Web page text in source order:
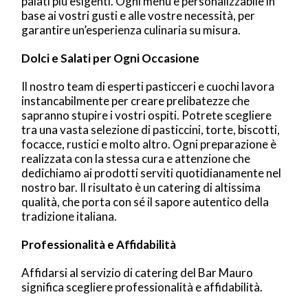
base ai vostri gusti e alle vostre necessità, per
garantire un’esperienza culinaria su misura.
Dolci e Salati per Ogni Occasione
Il nostro team di esperti pasticceri e cuochi lavora
instancabilmente per creare prelibatezze che
sapranno stupire i vostri ospiti. Potrete scegliere
tra una vasta selezione di pasticcini, torte, biscotti,
focacce, rustici e molto altro. Ogni preparazione è
realizzata con la stessa cura e attenzione che
dedichiamo ai prodotti serviti quotidianamente nel
nostro bar. Il risultato è un catering di altissima
qualità, che porta con sé il sapore autentico della
tradizione italiana.
Professionalità e Affidabilità
Affidarsi al servizio di catering del Bar Mauro
significa scegliere professionalità e affidabilità.